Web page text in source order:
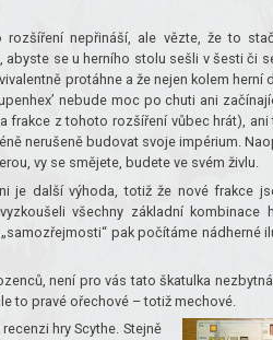
nepřináší, ale vězte, že to
abyste se u herního stolu sešli v šesti či
protáhne a že nejen kolem herní
nebude moc po chuti ani
frakce z tohoto rozšíření vůbec hrát),
nerušeně budovat svoje impérium.
vy se smějete, budete ve svém živlu.
je další výhoda, totiž že nové frakce
všechny základní kombinace
pak počítáme nádherné
není pro vás tato škatulka
to pravé ořechové – totiž mechové.
hry Scythe. Stejně